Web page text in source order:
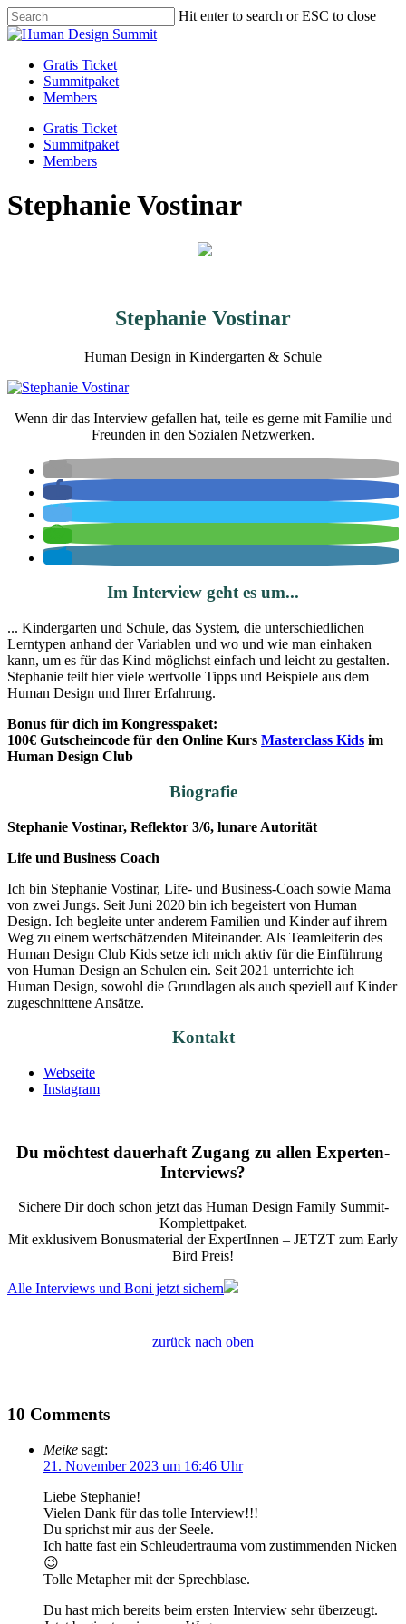
Skip
to
content
Hit enter to search or ESC to close
Close
Menu
Gratis Ticket
Summitpaket
Members
Gratis Ticket
Summitpaket
Members
Stephanie Vostinar
Stephanie Vostinar
Human Design in Kindergarten & Schule
Wenn dir das Interview gefallen hat, teile es gerne mit Familie und
Freunden in den Sozialen Netzwerken.
Im Interview geht es um...
... Kindergarten und Schule, das System, die unterschiedlichen
Lerntypen anhand der Variablen und wo und wie man einhaken
kann, um es für das Kind möglichst einfach und leicht zu gestalten.
Stephanie teilt hier viele wertvolle Tipps und Beispiele aus dem
Human Design und Ihrer Erfahrung.
Bonus für dich im Kongresspaket:
100€ Gutscheincode für den Online Kurs Masterclass Kids im
Human Design Club
Biografie
Stephanie Vostinar, Reflektor 3/6, lunare Autorität
Life und Business Coach
Ich bin Stephanie Vostinar, Life- und Business-Coach sowie Mama
von zwei Jungs. Seit Juni 2020 bin ich begeistert von Human
Design. Ich begleite unter anderem Familien und Kinder auf ihrem
Weg zu einem wertschätzenden Miteinander. Als Teamleiterin des
Human Design Club Kids setze ich mich aktiv für die Einführung
von Human Design an Schulen ein. Seit 2021 unterrichte ich
Human Design, sowohl die Grundlagen als auch speziell auf Kinder
zugeschnittene Ansätze.
Kontakt
Webseite
Instagram
Du möchtest dauerhaft Zugang zu allen Experten-
Interviews?
Sichere Dir doch schon jetzt das Human Design Family Summit-
Komplettpaket.
Mit exklusivem Bonusmaterial der ExpertInnen – JETZT zum Early
Bird Preis!
Alle Interviews und Boni jetzt sichern
zurück nach oben
10 Comments
Meike sagt:
21. November 2023 um 16:46 Uhr
Liebe Stephanie!
Vielen Dank für das tolle Interview!!!
Du sprichst mir aus der Seele.
Ich hatte fast ein Schleudertrauma vom zustimmenden Nicken
😉
Tolle Metapher mit der Sprechblase.
Du hast mich bereits beim ersten Interview sehr überzeugt.